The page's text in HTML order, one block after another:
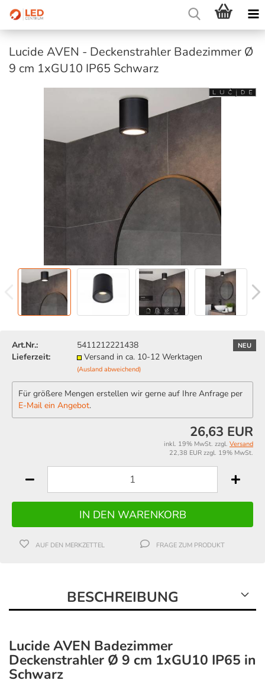
Lucide AVEN - Deckenstrahler Badezimmer Ø
9 cm 1xGU10 IP65 Schwarz
NEU
Art.Nr.:
5411212221438
Lieferzeit:
Versand in ca. 10-12 Werktagen
(Ausland abweichend)
Für größere Mengen erstellen wir gerne auf Ihre Anfrage per
E-Mail ein Angebot.
26,63 EUR
inkl. 19% MwSt. zzgl. Versand
22,38 EUR zzgl. 19% MwSt.
AUF DEN MERKZETTEL FRAGE ZUM PRODUKT
BESCHREIBUNG
Lucide AVEN Badezimmer
Deckenstrahler Ø 9 cm 1xGU10 IP65 in
Schwarz